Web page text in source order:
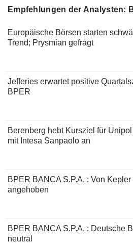
Empfehlungen der Analysten:
Europäische Börsen starten
Trend; Prysmian gefragt
Jefferies erwartet positive
BPER
Berenberg hebt Kursziel für
mit Intesa Sanpaolo an
BPER BANCA S.P.A. : Von
angehoben
BPER BANCA S.P.A. : Deutsche
neutral